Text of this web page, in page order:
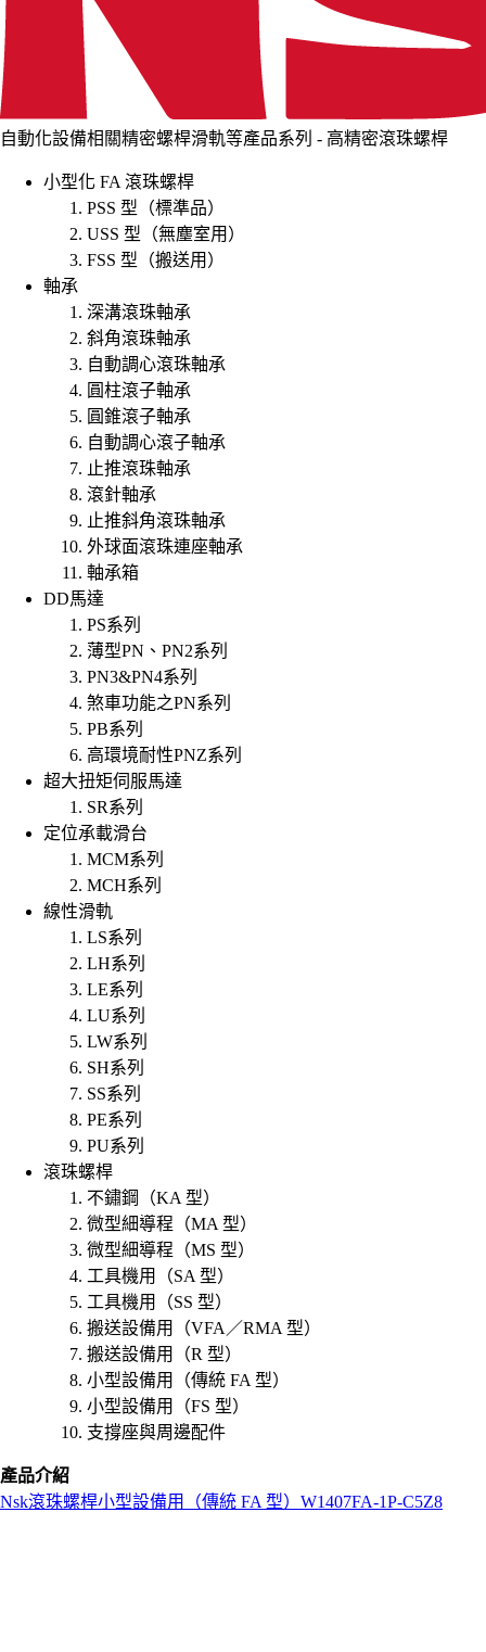
自動化設備相關精密螺桿滑軌等產品系列 - 高精密滾珠螺桿
小型化 FA 滾珠螺桿
PSS 型（標準品）
USS 型（無塵室用）
FSS 型（搬送用）
軸承
深溝滾珠軸承
斜角滾珠軸承
自動調心滾珠軸承
圓柱滾子軸承
圓錐滾子軸承
自動調心滾子軸承
止推滾珠軸承
滾針軸承
止推斜角滾珠軸承
外球面滾珠連座軸承
軸承箱
DD馬達
PS系列
薄型PN、PN2系列
PN3&PN4系列
煞車功能之PN系列
PB系列
高環境耐性PNZ系列
超大扭矩伺服馬達
SR系列
定位承載滑台
MCM系列
MCH系列
線性滑軌
LS系列
LH系列
LE系列
LU系列
LW系列
SH系列
SS系列
PE系列
PU系列
滾珠螺桿
不鏽鋼（KA 型）
微型細導程（MA 型）
微型細導程（MS 型）
工具機用（SA 型）
工具機用（SS 型）
搬送設備用（VFA／RMA 型）
搬送設備用（R 型）
小型設備用（傳統 FA 型）
小型設備用（FS 型）
支撐座與周邊配件
產品介紹
Nsk滾珠螺桿小型設備用（傳統 FA 型） W1407FA-1P-C5Z8